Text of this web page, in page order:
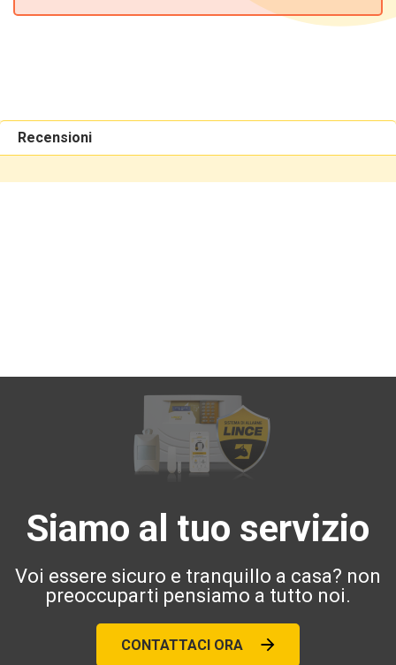
Recensioni
Siamo al tuo servizio
Voi essere sicuro e tranquillo a casa? non
preoccuparti pensiamo a tutto noi.
CONTATTACI ORA